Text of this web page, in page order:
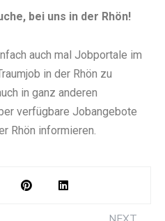
bei uns in der Rhön!
auch mal Jobportale im
in der Rhön zu
in ganz anderen
verfügbare Jobangebote
Rhön informieren.